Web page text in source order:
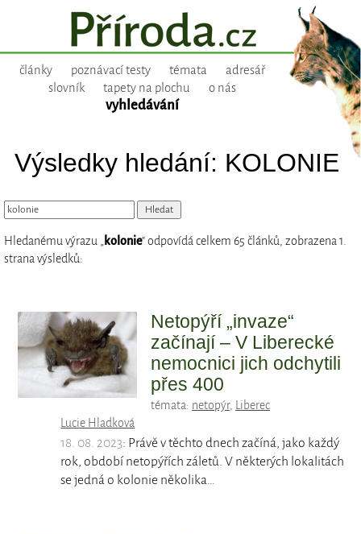
články poznávací testy témata
adresář
slovník
tapety na plochu o nás
vyhledávání
Výsledky hledání: KOLONIE
Hledanému výrazu „kolonie“ odpovídá celkem 65 článků, zobrazena 1.
strana výsledků:
Netopýří „invaze“
začínají – V Liberecké
nemocnici jich odchytili
přes 400
témata: netopýr, Liberec
Lucie Hladková
18. 08. 2023: Právě v těchto dnech začíná, jako každý
rok, období netopýřích záletů. V některých lokalitách
se jedná o kolonie několika…